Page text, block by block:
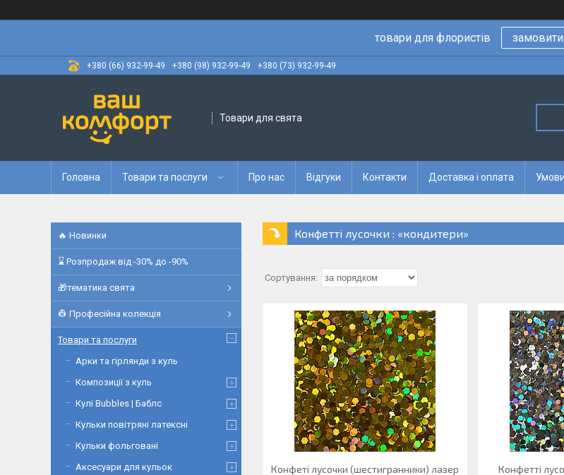
товари для флористів замовити
+380 (66) 932-99-49 +380 (98) 932-99-49 +380 (73) 932-99-49
Товари для свята
Головна Товари та послуги Про нас Відгуки Контакти Доставка і оплата
Конфетті лусочки : «кондитери»
Конфеті лусочки (шестигранники) лазер
Конфетті
🔥 Новинки
⌛ Розпродаж від -30% до -90%
🎁тематика свята
👷 Професійна колекція
Товари та послуги
Арки та гірлянди з куль
Композиції з куль
Кулі Bubbles | Баблс
Кульки повітряні латексні
Кульки фольговані
Аксесуари для кульок